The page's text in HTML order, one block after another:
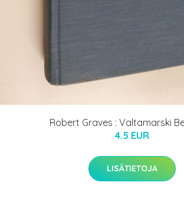
Robert Graves : Valtamarski
4.5 EUR
LISÄTIETOJA